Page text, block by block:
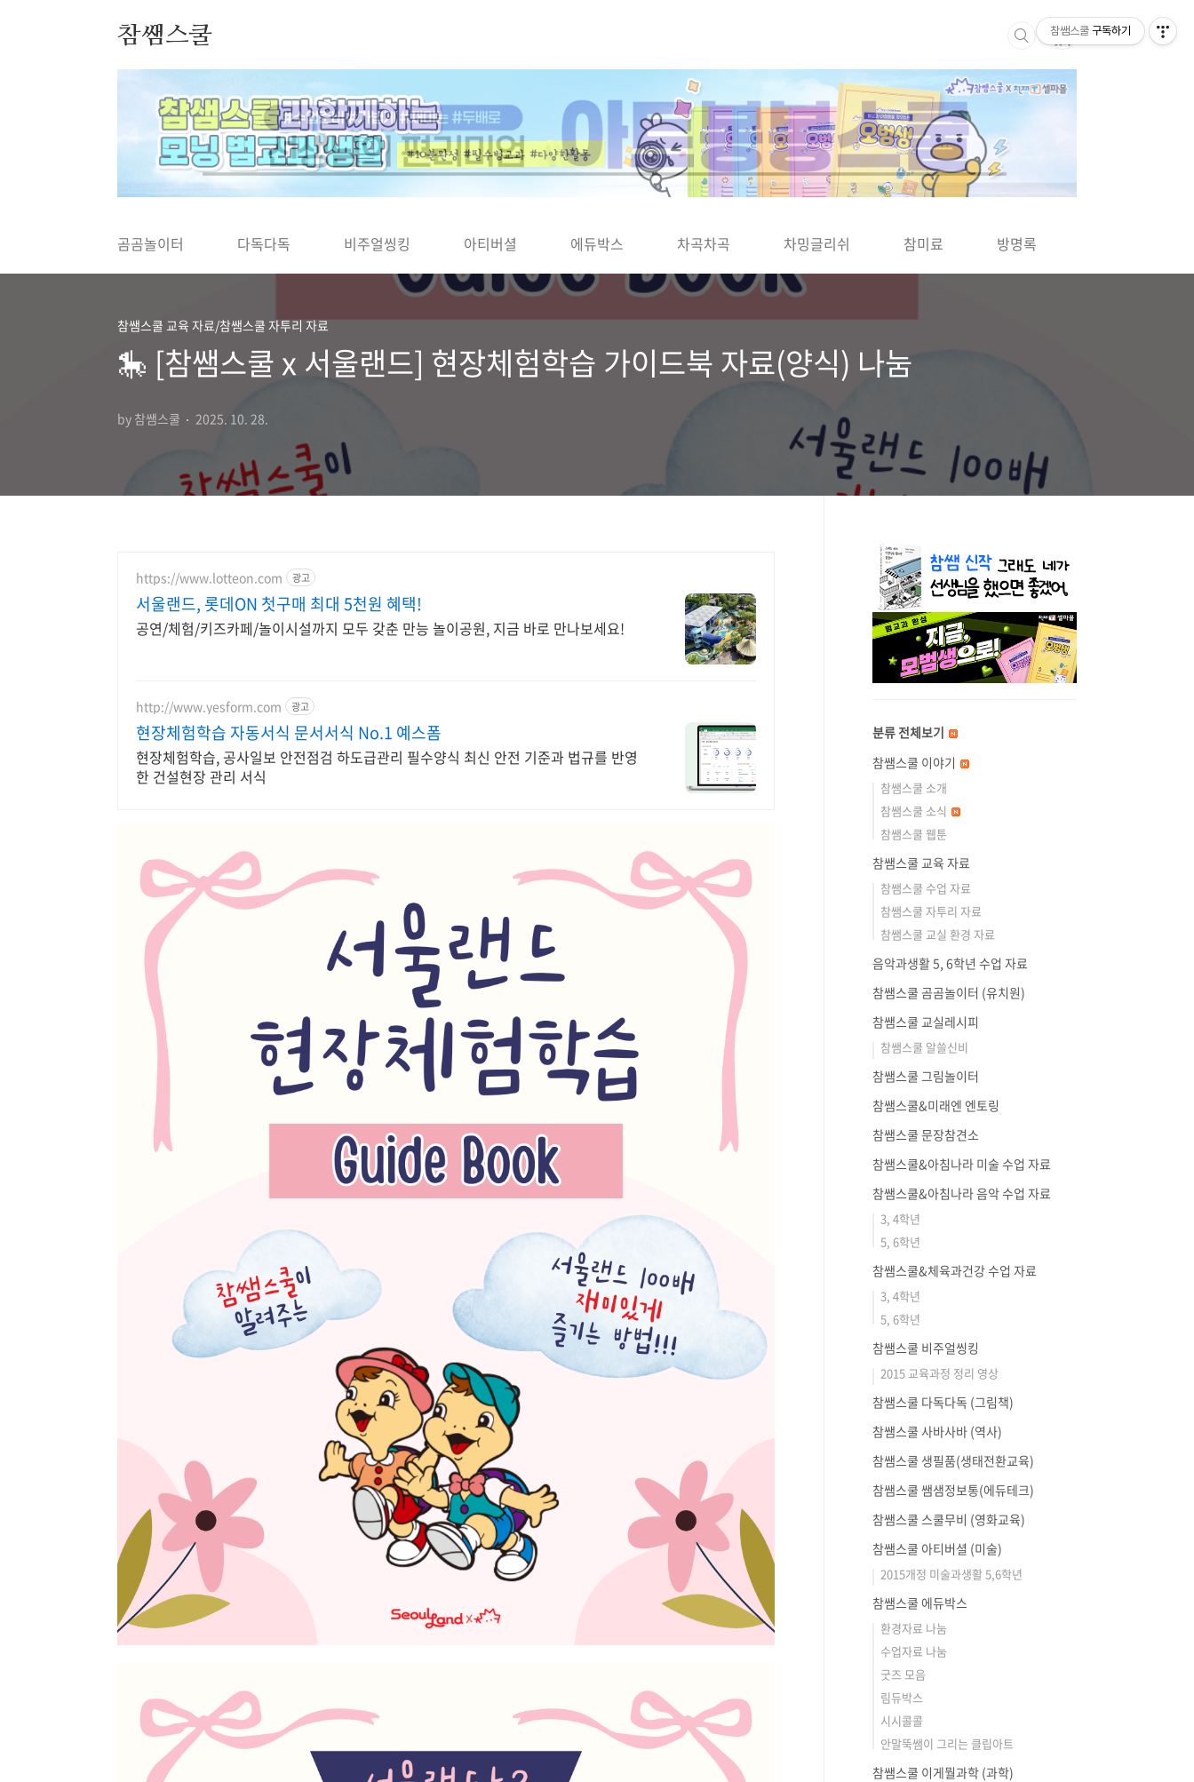
참쌤스쿨
곰곰놀이터 다독다독 비주얼씽킹 아티버셜 에듀박스 차곡차곡 차밍글리쉬 참미료 방명록
참쌤스쿨 교육 자료/참쌤스쿨 자투리 자료
🎠 [참쌤스쿨 x 서울랜드] 현장체험학습 가이드북 자료(양식) 나눔
by 참쌤스쿨 2025. 10. 28.
https://www.lotteon.com 광고
서울랜드, 롯데ON 첫구매 최대 5천원 혜택!
공연/체험/키즈카페/놀이시설까지 모두 갖춘 만능 놀이공원, 지금 바로 만나보세요!
http://www.yesform.com 광고
현장체험학습 자동서식 문서서식 No.1 예스폼
현장체험학습, 공사일보 안전점검 하도급관리 필수양식 최신 안전 기준과 법규를 반영
한 건설현장 관리 서식
분류 전체보기
참쌤스쿨 이야기
참쌤스쿨 소개
참쌤스쿨 소식
참쌤스쿨 웹툰
참쌤스쿨 교육 자료
참쌤스쿨 수업 자료
참쌤스쿨 자투리 자료
참쌤스쿨 교실 환경 자료
음악과생활 5, 6학년 수업 자료
참쌤스쿨 곰곰놀이터 (유치원)
참쌤스쿨 교실레시피
참쌤스쿨 알쓸신비
참쌤스쿨 그림놀이터
참쌤스쿨&미래엔 엔토링
참쌤스쿨 문장참견소
참쌤스쿨&아침나라 미술 수업 자료
참쌤스쿨&아침나라 음악 수업 자료
3, 4학년
5, 6학년
참쌤스쿨&체육과건강 수업 자료
3, 4학년
5, 6학년
참쌤스쿨 비주얼씽킹
2015 교육과정 정리 영상
참쌤스쿨 다독다독 (그림책)
참쌤스쿨 사바사바 (역사)
참쌤스쿨 생필품(생태전환교육)
참쌤스쿨 쌤샘정보통(에듀테크)
참쌤스쿨 스쿨무비 (영화교육)
참쌤스쿨 아티버셜 (미술)
2015개정 미술과생활 5,6학년
참쌤스쿨 에듀박스
환경자료 나눔
수업자료 나눔
굿즈 모음
림듀박스
시시콜콜
안말뚝쌤이 그리는 클립아트
참쌤스쿨 이게뭘과학 (과학)
참쌤스쿨 구독하기